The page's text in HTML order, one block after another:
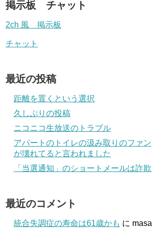
掲示板 チャット
2ch 風 掲示板
チャット
最近の投稿
距離を置くという選択
久しぶりの投稿
ニコニコ生放送のトラブル
アパートのトイレの汲み取りのファン
が壊れてると言われました
「当選通知」のショートメールは詐欺
最近のコメント
統合失調症の寿命は61歳かも に masa